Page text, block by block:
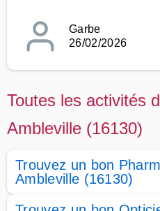
Garbe
26/02/2026
Toutes les activités
Ambleville (16130)
Trouvez un bon
Ambleville (16130)